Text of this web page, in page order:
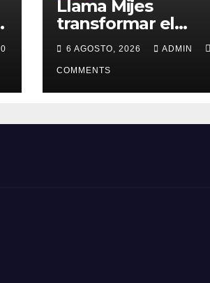
0
Llama Mijes
transformar el
transporte público
en NL
6 AGOSTO, 2026 ADMIN
COMMENTS